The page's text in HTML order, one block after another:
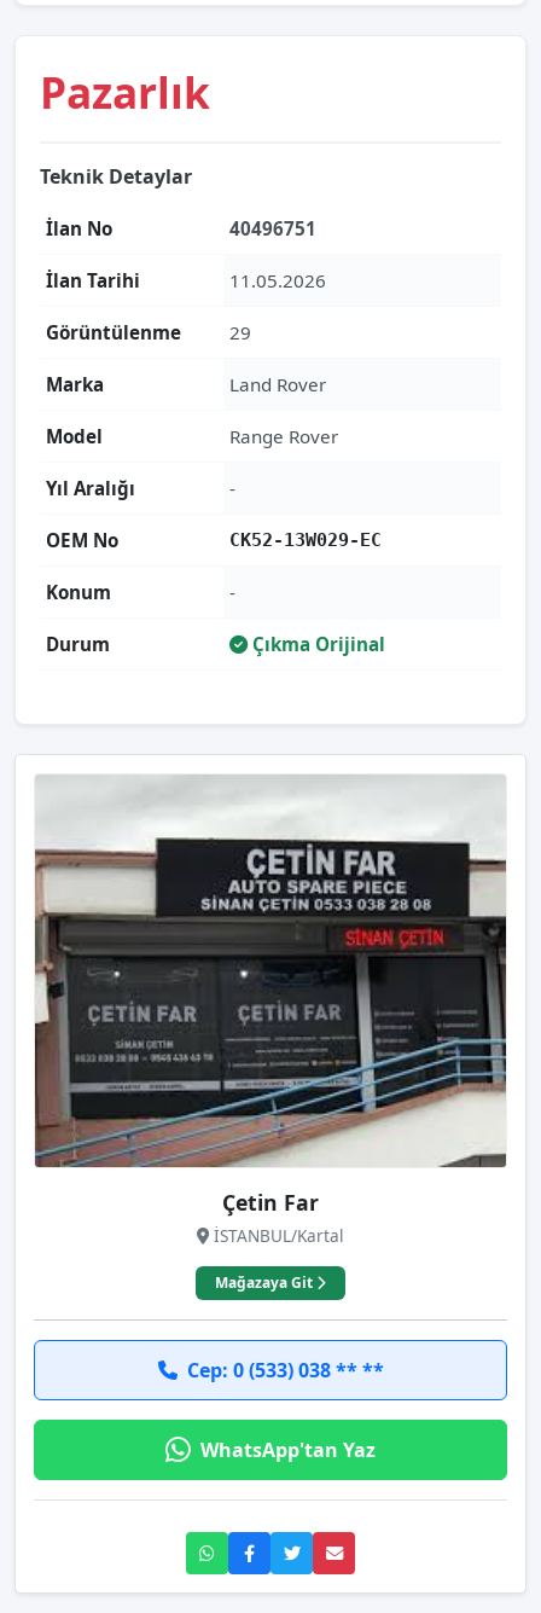
Pazarlık
Teknik Detaylar
İlan No 40496751
İlan Tarihi 11.05.2026
Görüntülenme 29
Marka Land Rover
Model Range Rover
Yıl Aralığı -
OEM No CK52-13W029-EC
Konum -
Durum Çıkma Orijinal
Çetin Far
İSTANBUL/Kartal
Mağazaya Git
Cep: 0 (533) 038 ** **
WhatsApp'tan Yaz